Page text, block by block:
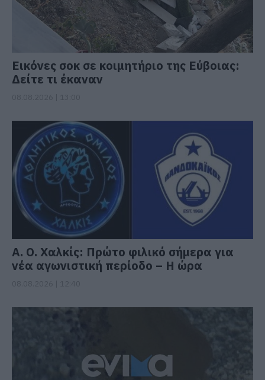
Εικόνες σοκ σε κοιμητήριο της Εύβοιας:
Δείτε τι έκαναν
Α. Ο. Χαλκίς: Πρώτο φιλικό σήμερα για
νέα αγωνιστική περίοδο – Η ώρα